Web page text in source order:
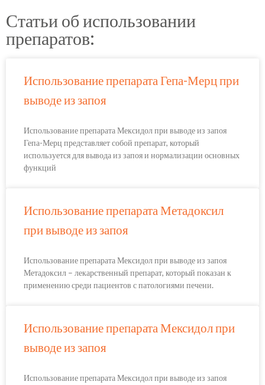
Статьи об использовании
препаратов:
Использование препарата Гепа-Мерц при
выводе из запоя
Использование препарата Мексидол при выводе из запоя
Гепа-Мерц представляет собой препарат, который
используется для вывода из запоя и нормализации основных
функций
Использование препарата Метадоксил
при выводе из запоя
Использование препарата Мексидол при выводе из запоя
Метадоксил – лекарственный препарат, который показан к
применению среди пациентов с патологиями печени.
Использование препарата Мексидол при
выводе из запоя
Использование препарата Мексидол при выводе из запоя